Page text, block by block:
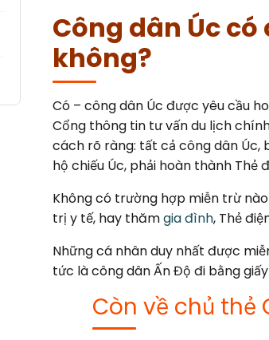
Công dân Úc
không?
Có – công dân Úc được yêu cầu
Cổng thông tin tư vấn du lịch
cách rõ ràng: tất cả công dân Úc,
hộ chiếu Úc, phải hoàn thành Thẻ
Không có trường hợp miễn trừ
trị y tế, hay thămgia đình, Thẻ
Những cá nhân duy nhất được
tức là công dân Ấn Độ đi bằng
Còn về chủ thẻ